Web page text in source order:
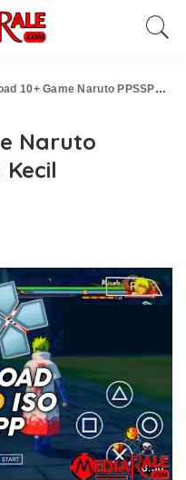
Game Naruto PPSSPP ISO Ukuran Kecil
Naruto
Kecil